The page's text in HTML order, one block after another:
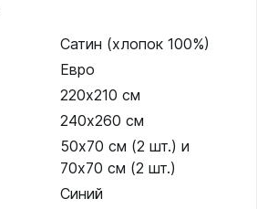
Сатин (хлопок 100%)
Евро
220х210 см
240х260 см
50х70 см (2 шт.) и
70х70 см (2 шт.)
Синий